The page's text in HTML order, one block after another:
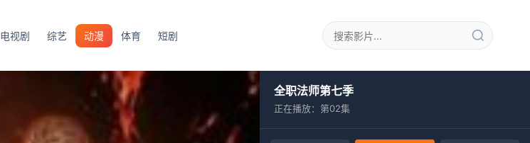
电视剧 综艺 动漫 体育 短剧
全职法师第七季
正在播放：第02集